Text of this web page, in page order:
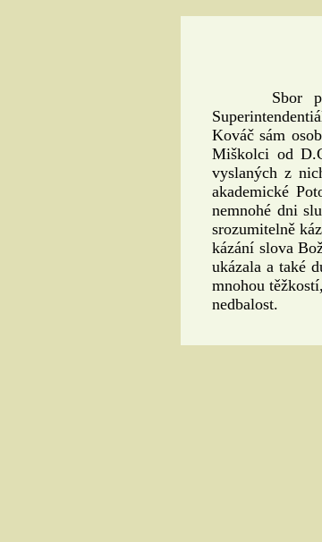
Sbor
Kováč sám
Miškolci od
vyslaných z
akademické
nemnohé dni
srozumitelně
kázání slova
ukázala a také
mnohou
nedbalost.